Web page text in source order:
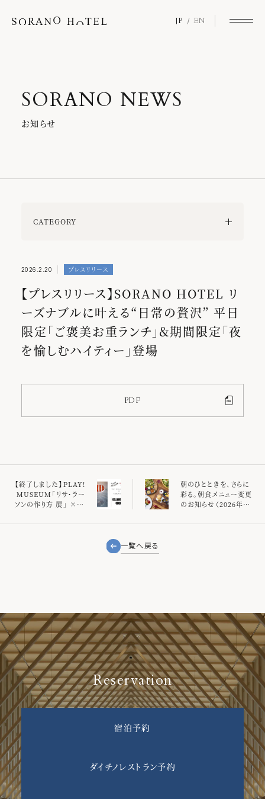
JP EN
SORANO NEWS
お知らせ
CATEGORY
SORANOロイヤリティプログラム
SORANOクオリティ
イベント
インフォメーション
お知らせ
スパ
レストラン＆バー
プレスリリース
2026.2.20 プレスリリース
【プレスリリース】SORANO HOTEL リ
ーズナブルに叶える“日常の贅沢” 平日
限定「ご褒美お重ランチ」＆期間限定「夜
を愉しむハイティー」登場
PDF
【終了しました】PLAY!
MUSEUM「リサ・ラー
ソンの作り方 展」 × ソ
テル登場！(2/5～2/23
朝のひとときを、さらに
彩る。朝食メニュー変更
のお知らせ（2026年3
一覧へ戻る
Reservation
宿泊予約
ダイチノレストラン予約